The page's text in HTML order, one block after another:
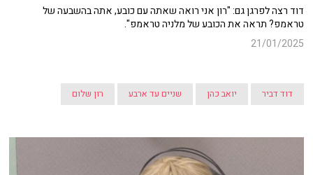
דוד רצה לפרגן גם: "רון אני רואה שאתה עם כובע, אתה בהשבעה של
טראמפ? תראה את הכובע של מלניה טראמפ".
21/01/2025
דוד דביר יואב כהן שניים עד ארבע רון שלום